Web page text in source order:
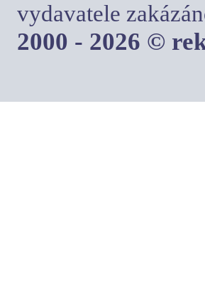
vydavatele
2000 - 2026 ©